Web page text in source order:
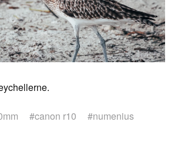
#canon r10 #numenius